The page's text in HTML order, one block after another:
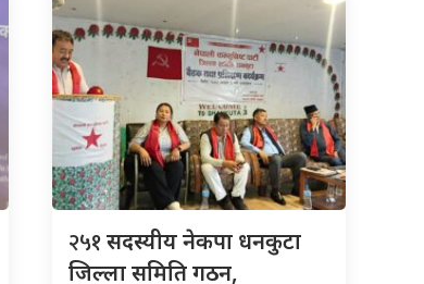
२५१सदस्यीय नेकपा धनकुटा
जिल्ला समिति गठन,